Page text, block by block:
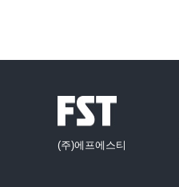
(주)에프에스티